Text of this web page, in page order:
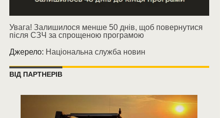
Увага! Залишилося менше 50 днів, щоб повернутися
після СЗЧ за спрощеною програмою
Джерело: Національна служба новин
ВІД ПАРТНЕРІВ